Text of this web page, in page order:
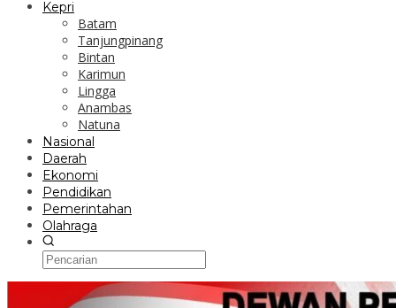
Kepri
Batam
Tanjungpinang
Bintan
Karimun
Lingga
Anambas
Natuna
Nasional
Daerah
Ekonomi
Pendidikan
Pemerintahan
Olahraga